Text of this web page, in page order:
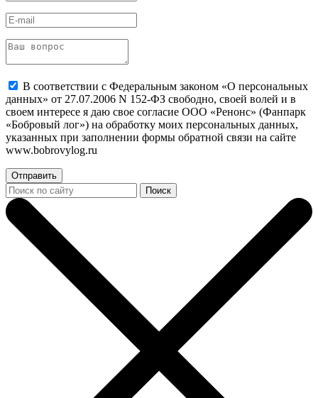
В соответствии с Федеральным законом «О персональных
данных» от 27.07.2006 N 152-ФЗ свободно, своей волей и в
своем интересе я даю свое согласие ООО «Ренонс» (Фанпарк
«Бобровый лог») на обработку моих персональных данных,
указанных при заполнении формы обратной связи на сайте
www.bobrovylog.ru
Отправить